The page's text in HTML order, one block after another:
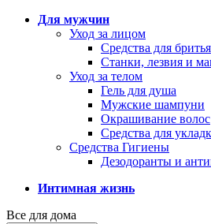
Для мужчин
Уход за лицом
Средства для бритья
Станки, лезвия и
Уход за телом
Гель для душа
Мужские шампуни
Окрашивание волос
Средства для
Средства Гигиены
Дезодоранты и
Интимная жизнь
Все для дома